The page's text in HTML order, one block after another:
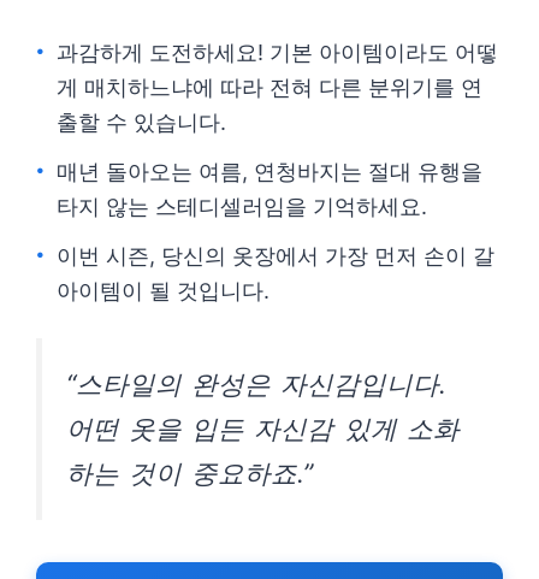
과감하게 도전하세요! 기본 아이템이라도 어떻
게 매치하느냐에 따라 전혀 다른 분위기를 연
출할 수 있습니다.
매년 돌아오는 여름, 연청바지는 절대 유행을
타지 않는 스테디셀러임을 기억하세요.
이번 시즌, 당신의 옷장에서 가장 먼저 손이 갈
아이템이 될 것입니다.
“스타일의 완성은 자신감입니다.
어떤 옷을 입든 자신감 있게 소화
하는 것이 중요하죠.”